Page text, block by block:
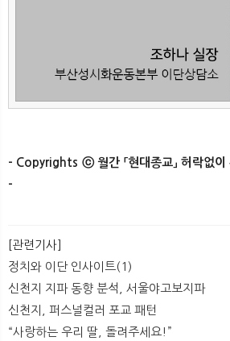
- Copyrights ⓒ 월간 「현대종교」 허락없이
-​
[관련기사]
정치와 이단 인사이트(1)
신천지 지파 동향 분석, 서울야고보지파
신천지, 퍼스널컬러 포교 패턴
​“사랑하는 우리 딸, 돌려주세요!”